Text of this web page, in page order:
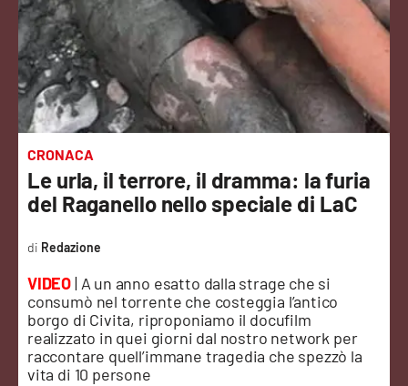
Sanità
Sport
Cultura
Podcast
Meteo
Editoriali
VIDEO
Ambiente
CRONACA
Le urla, il terrore, il dramma: la furia
del Raganello nello speciale di LaC
VIDEO| A un anno esatto dalla strage che si
consumò nel torrente che costeggia l’antico
borgo di Civita, riproponiamo il docufilm
realizzato in quei giorni dal nostro network per
raccontare quell’immane tragedia che spezzò la
vita di 10 persone
Redazione